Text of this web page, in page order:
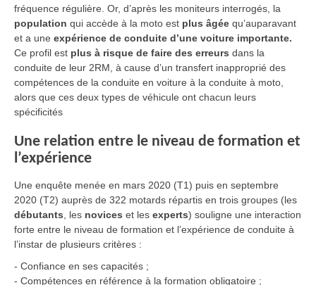
fréquence régulière. Or, d’après les moniteurs interrogés, la
population qui accède à la moto est plus âgée qu’auparavant
et a une expérience de conduite d’une voiture importante.
Ce profil est plus à risque de faire des erreurs dans la
conduite de leur 2RM, à cause d’un transfert inapproprié des
compétences de la conduite en voiture à la conduite à moto,
alors que ces deux types de véhicule ont chacun leurs
spécificités
Une relation entre le niveau de formation et
l’expérience
Une enquête menée en mars 2020 (T1) puis en septembre
2020 (T2) auprès de 322 motards répartis en trois groupes (les
débutants , les novices et les experts) souligne une interaction
forte entre le niveau de formation et l’expérience de conduite à
l’instar de plusieurs critères :
- Confiance en ses capacités ;
- Compétences en référence à la formation obligatoire ;